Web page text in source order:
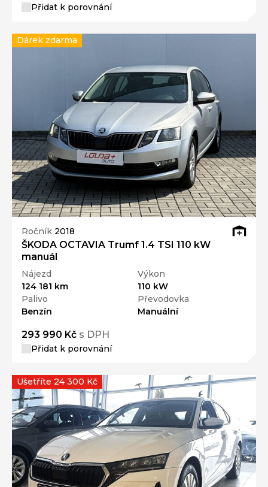
Přidat k porovnání
Ročník 2018
ŠKODA OCTAVIA Trumf 1.4 TSI 110 kW
manuál
Nájezd
124 181 km
Výkon
110 kW
Palivo
Benzín
Převodovka
Manuální
293 990 Kč s DPH
Přidat k porovnání
Dárek zdarma
Ušetříte 24 300 Kč